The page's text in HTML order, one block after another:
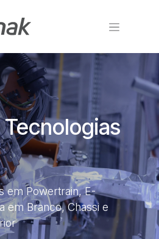
em Powertrain, E-
em Branco, Chassi e